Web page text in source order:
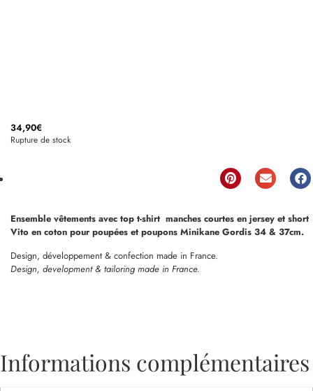
34,90€
Rupture de stock
Ensemble vêtements avec top t-shirt manches courtes en jersey et short
Vito en coton pour poupées et poupons Minikane Gordis 34 & 37cm.
Design, développement & confection made in France.
Design, development & tailoring made in France.
Informations complémentaires